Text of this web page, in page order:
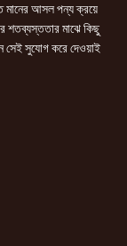
মানের আসল পন্য ক্রয়ে
শতব্যস্ততার মাঝে কিছু
সেই সুযোগ করে দেওয়াই